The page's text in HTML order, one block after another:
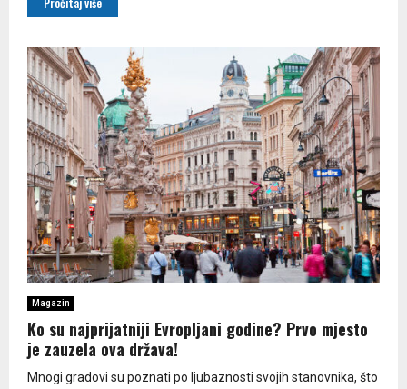
Magazin
Ko su najprijatniji Evropljani godine? Prvo mjesto
je zauzela ova država!
Mnogi gradovi su poznati po ljubaznosti svojih stanovnika, što